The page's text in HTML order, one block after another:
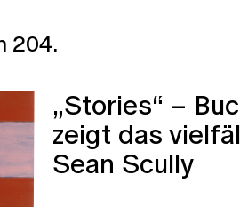
204.
„Stories“ –
zeigt das
Sean Scully